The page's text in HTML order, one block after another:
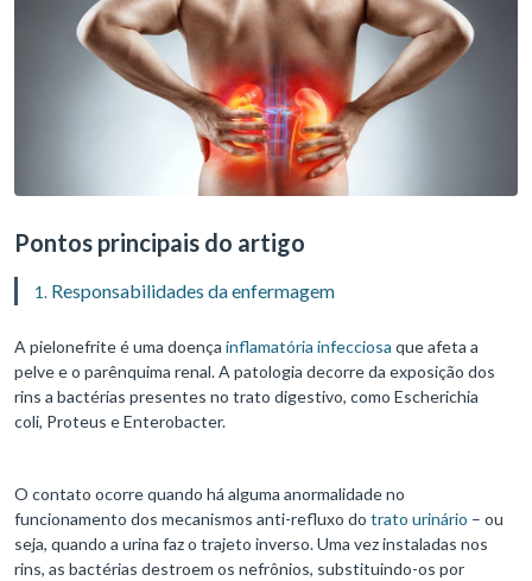
Pontos principais do artigo
Responsabilidades da enfermagem
A pielonefrite é uma doença inflamatória infecciosa que afeta a
pelve e o parênquima renal. A patologia decorre da exposição dos
rins a bactérias presentes no trato digestivo, como Escherichia
coli, Proteus e Enterobacter.
O contato ocorre quando há alguma anormalidade no
funcionamento dos mecanismos anti-refluxo do trato urinário – ou
seja, quando a urina faz o trajeto inverso. Uma vez instaladas nos
rins, as bactérias destroem os nefrônios, substituindo-os por